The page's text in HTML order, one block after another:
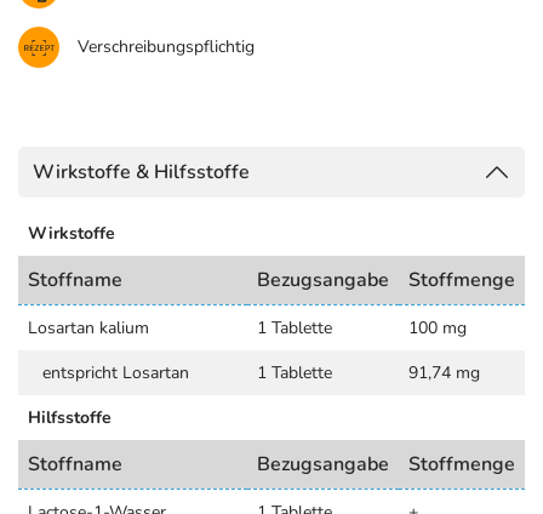
Verschreibungspflichtig
Wirkstoffe & Hilfsstoffe
Wirkstoffe
Stoffname Bezugsangabe Stoffmenge
Losartan kalium 1 Tablette
100 mg
entspricht Losartan
1 Tablette
91,74 mg
Hilfsstoffe
Stoffname Bezugsangabe Stoffmenge